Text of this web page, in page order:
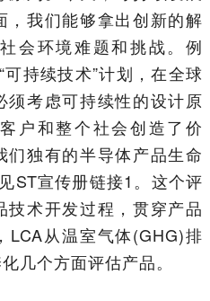
，我们能够拿出创新的解
会环境难题和挑战。例
持续技术”计划，在全球
考虑可持续性的设计原
户和整个社会创造了价
独有的半导体产品生命
ST宣传册链接1。这个评
术开发过程，贯穿产品
LCA从温室气体(GHG)排
几个方面评估产品。